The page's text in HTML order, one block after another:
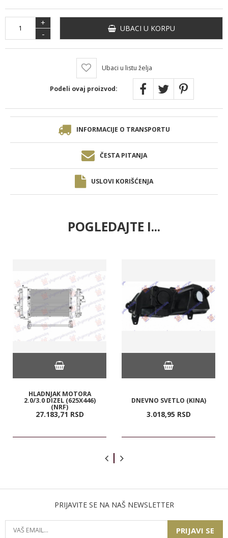
+
-
UBACI U KORPU
Ubaci u listu želja
Podeli ovaj proizvod:
INFORMACIJE O TRANSPORTU
ČESTA PITANJA
USLOVI KORIŠĆENJA
POGLEDAJTE I...
HLADNJAK MOTORA
2.0/3.0 DIZEL (625X446)
(NRF)
27.183,71 RSD
DNEVNO SVETLO (KINA)
3.018,95 RSD
PRIJAVITE SE NA NAŠ NEWSLETTER
PRIJAVI SE